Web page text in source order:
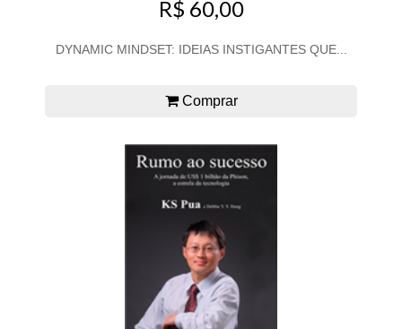
R$ 60,00
DYNAMIC MINDSET: IDEIAS INSTIGANTES QUE...
Comprar